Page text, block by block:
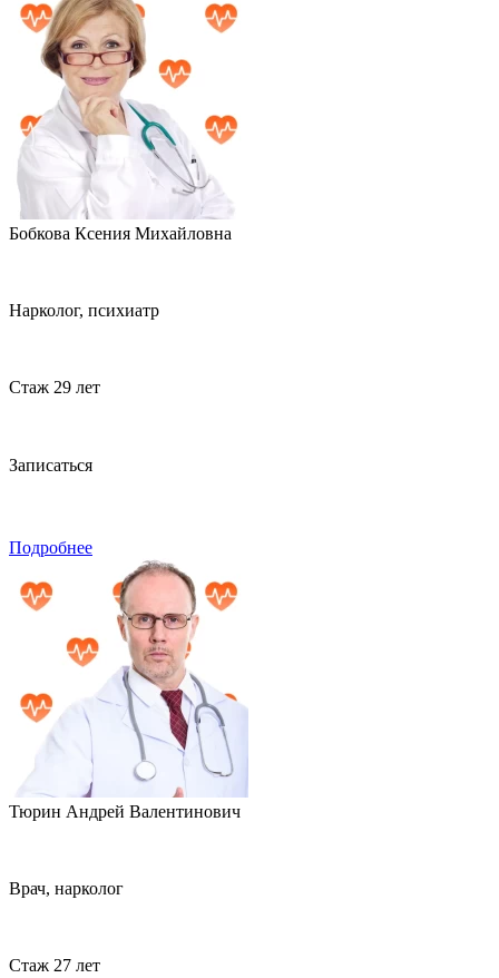
Бобкова Ксения Михайловна
Нарколог, психиатр
Стаж 29 лет
Записаться
Подробнее
Тюрин Андрей Валентинович
Врач, нарколог
Стаж 27 лет